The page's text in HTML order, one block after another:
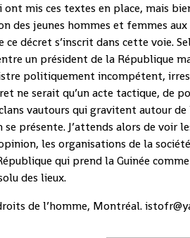
mis ces textes en place, mais
des jeunes hommes et femmes
décret s’inscrit dans cette voie.
un président de la République
politiquement incompétent,
ne serait qu’un acte tactique, de
vautours qui gravitent autour de
présente. J’attends alors de voir
les organisations de la
qui prend la Guinée
des lieux.
de l’homme, Montréal.